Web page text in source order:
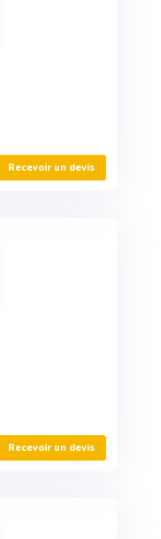
Recevoir un devis
Recevoir un devis